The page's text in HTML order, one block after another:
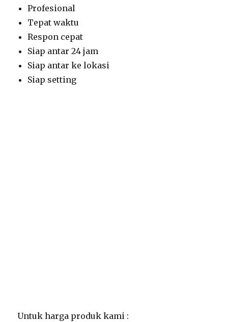
Profesional
Tepat waktu
Respon cepat
Siap antar 24 jam
Siap antar ke lokasi
Siap setting
Untuk harga produk kami :